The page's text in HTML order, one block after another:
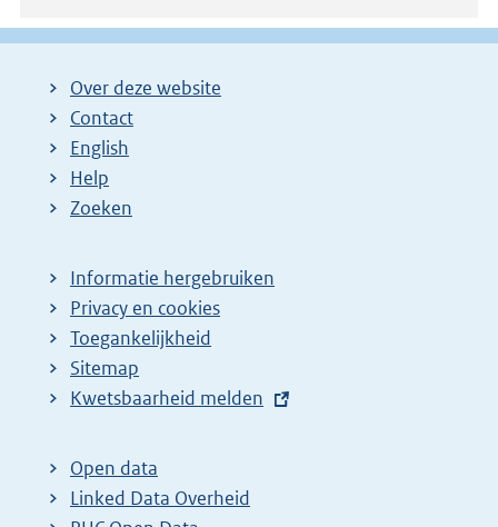
Over deze website
Contact
English
Help
Zoeken
Informatie hergebruiken
Privacy en cookies
Toegankelijkheid
Sitemap
E
t
e
r
Kwetsbaarheid melden
Open data
Linked Data Overheid